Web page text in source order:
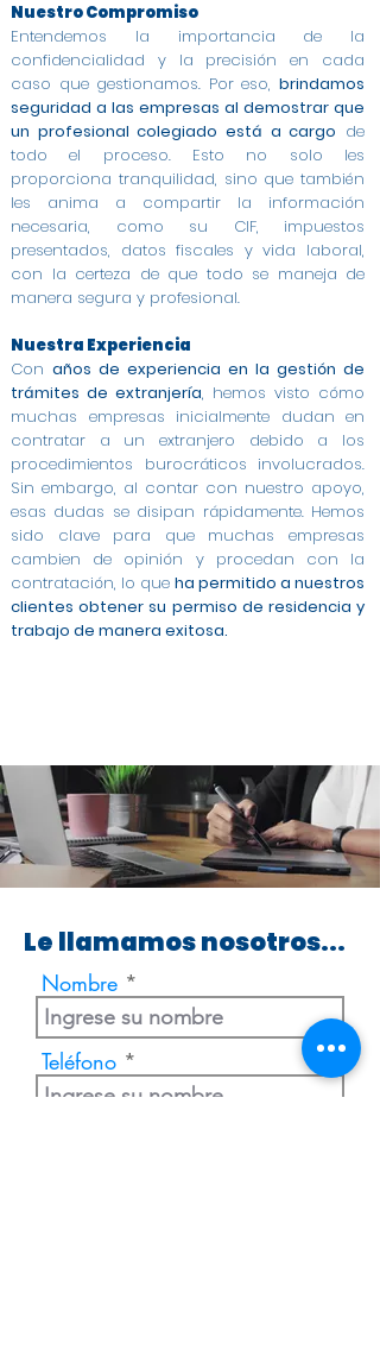
Nuestro Compromiso
Entendemos la importancia de la
confidencialidad y la precisión en cada
caso que gestionamos. Por eso, brindamos
seguridad a las empresas al demostrar que
un profesional colegiado está a cargo de
todo el proceso. Esto no solo les
proporciona tranquilidad, sino que también
les anima a compartir la información
necesaria, como su CIF, impuestos
presentados, datos fiscales y vida laboral,
con la certeza de que todo se maneja de
manera segura y profesional.
Nuestra Experiencia
Con años de experiencia en la gestión de
trámites de extranjería, hemos visto cómo
muchas empresas inicialmente dudan en
contratar a un extranjero debido a los
procedimientos burocráticos involucrados.
Sin embargo, al contar con nuestro apoyo,
esas dudas se disipan rápidamente. Hemos
sido clave para que muchas empresas
cambien de opinión y procedan con la
contratación, lo que ha permitido a nuestros
clientes obtener su permiso de residencia y
trabajo de manera exitosa.
Le llamamos nosotros...
Nombre
Teléfono